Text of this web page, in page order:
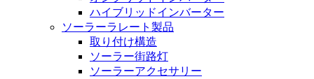
ハイブリッドインバーター
ソーラーラレート製品
取り付け構造
ソーラー街路灯
ソーラーアクセサリー